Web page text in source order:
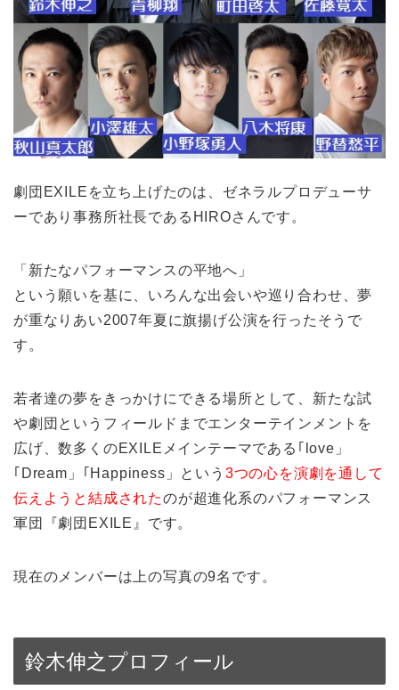
劇団EXILEを立ち上げたのは、ゼネラルプロデューサ
ーであり事務所社長であるHIROさんです。
「新たなパフォーマンスの平地へ」
という願いを基に、いろんな出会いや巡り合わせ、夢
が重なりあい2007年夏に旗揚げ公演を行ったそうで
す。
若者達の夢をきっかけにできる場所として、新たな試
や劇団というフィールドまでエンターテインメントを
広げ、数多くのEXILEメインテーマである｢love」
｢Dream」｢Happiness」という 3つの心を演劇を通して
伝えようと結成されたのが超進化系のパフォーマンス
軍団『劇団EXILE』です。
現在のメンバーは上の写真の9名です。
鈴木伸之プロフィール